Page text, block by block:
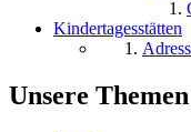
Kindertagesstätten
Unsere Themen